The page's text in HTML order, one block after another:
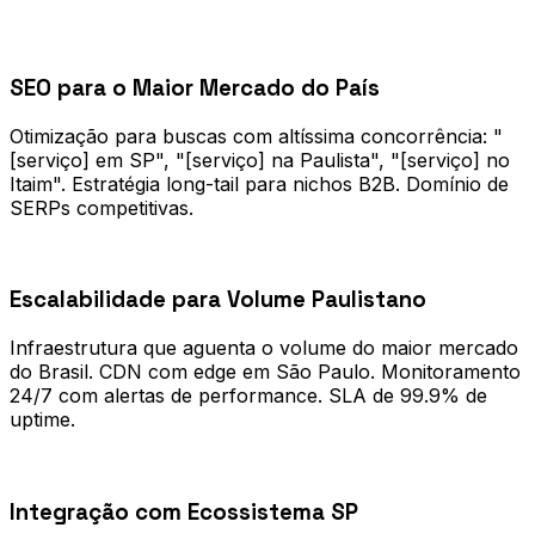
SEO para o Maior Mercado do País
Otimização para buscas com altíssima concorrência: "
[serviço] em SP", "[serviço] na Paulista", "[serviço] no
Itaim". Estratégia long-tail para nichos B2B. Domínio de
SERPs competitivas.
Escalabilidade para Volume Paulistano
Infraestrutura que aguenta o volume do maior mercado
do Brasil. CDN com edge em São Paulo. Monitoramento
24/7 com alertas de performance. SLA de 99.9% de
uptime.
Integração com Ecossistema SP